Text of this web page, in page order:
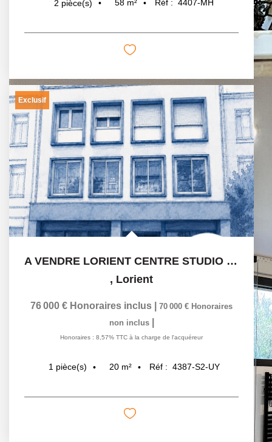
2 pièce(s) 58 m² Réf : 4407-MH
Exclusif
A VENDRE LORIENT CENTRE STUDIO 20 m2
, Lorient
76 000 € Honoraires inclus 70 000 € Honoraires
non inclus
Honoraires : 8,57% TTC à la charge de l'acquéreur
1 pièce(s) 20 m² Réf : 4387-S2-UY